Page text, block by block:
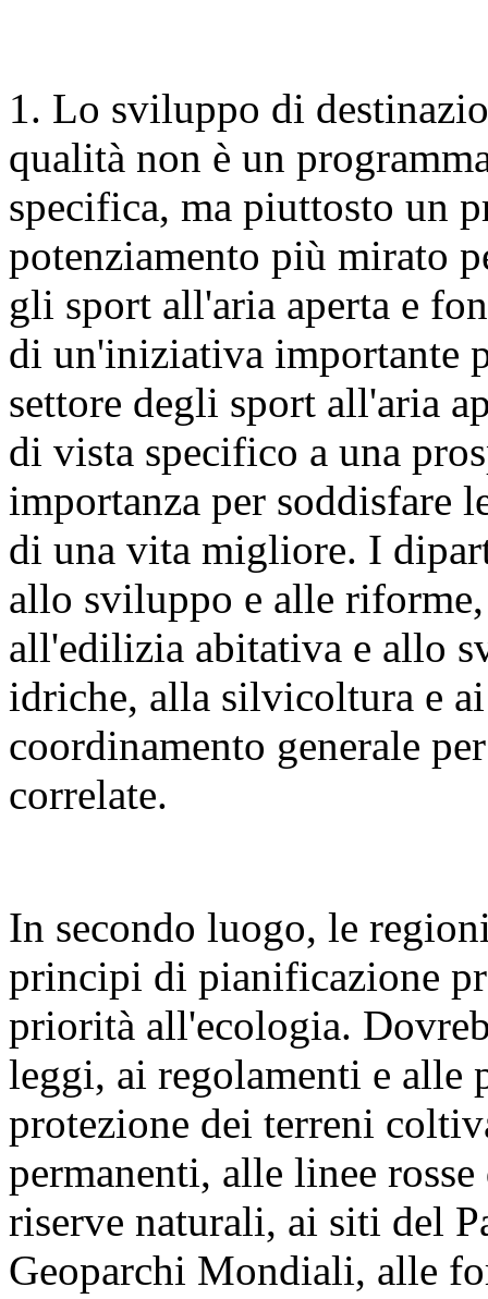
1. Lo sviluppo di
qualità non è un
specifica, ma piuttosto un
potenziamento più mirato
gli sport all'aria aperta e
di un'iniziativa importante
settore degli sport all'aria
di vista specifico a una
importanza per soddisfare
di una vita migliore. I
allo sviluppo e alle
all'edilizia abitativa e allo
idriche, alla silvicoltura e
coordinamento generale
correlate.
In secondo luogo, le
principi di pianificazione
priorità all'ecologia.
leggi, ai regolamenti e
protezione dei terreni
permanenti, alle linee
riserve naturali, ai siti del
Geoparchi Mondiali, alle